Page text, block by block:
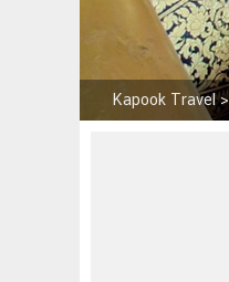
Kapook Travel>